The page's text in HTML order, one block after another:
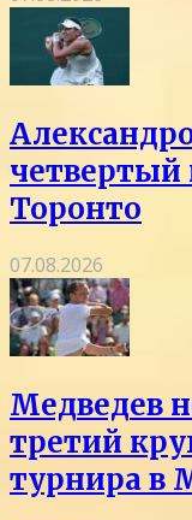
четвертый
Торонто
07.08.2026
Медведев
третий
турнира в